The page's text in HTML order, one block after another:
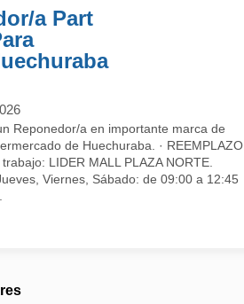
a Part
Reponedor/a en importante marca de
de Huechuraba. · REEMPLAZO
LIDER MALL PLAZA NORTE.
Viernes, Sábado: de 09:00 a 12:45